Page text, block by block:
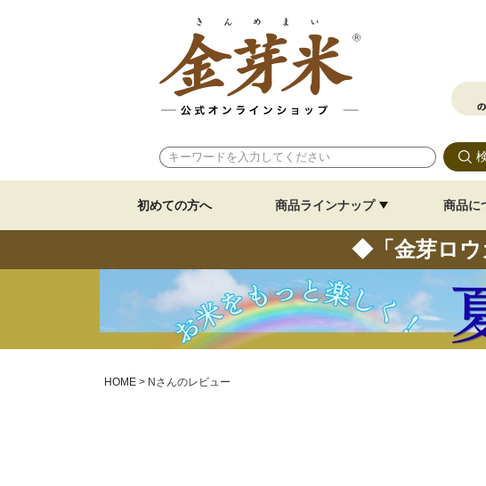
初めての方へ 商品ラインナップ 商品に
◆「金芽ロウ
HOME Nさんのレビュー